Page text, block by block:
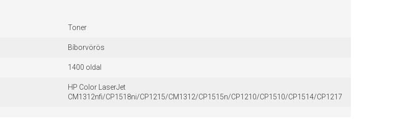
Toner
Bíborvörös
1400 oldal
HP Color LaserJet
CM1312nfi/CP1518ni/CP1215/CM1312/CP1515n/CP1210/CP1510/CP1514/CP1217